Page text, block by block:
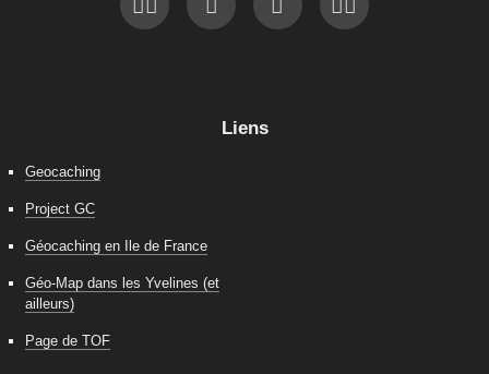
Liens
Geocaching
Project GC
Géocaching en Ile de France
Géo-Map dans les Yvelines (et
ailleurs)
Page de TOF